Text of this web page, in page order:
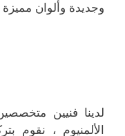
وجديدة وألوان
لدينا فنيين
الألمنيوم ، نقوم